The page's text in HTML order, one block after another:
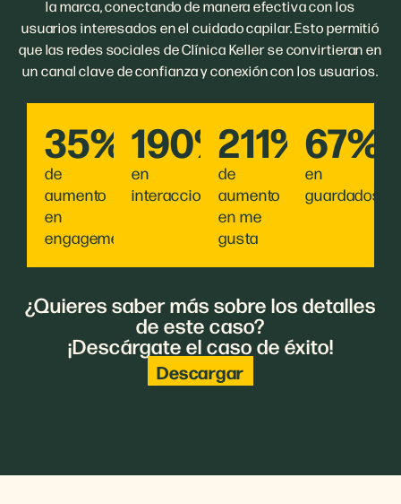
la marca, conectando de manera efectiva con los
usuarios interesados en el cuidado capilar. Esto permitió
que las redes sociales de Clínica Keller se convirtieran en
un canal clave de confianza y conexión con los usuarios.
35%
de
aumento
en
engagement
190%
en
interacciones
211%
de
aumento
en me
gusta
67%
en
guardados
¿Quieres saber más sobre los detalles
de este caso?
¡Descárgate el caso de éxito!
Descargar